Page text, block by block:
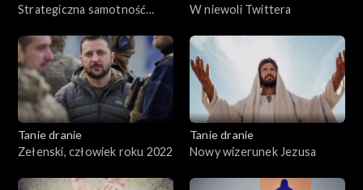
Strategiczna samotność
W niewoli Twittera
Tanie dranie
Zełenski, człowiek roku 2022
Tanie dranie
Nowy wizerunek Jezusa